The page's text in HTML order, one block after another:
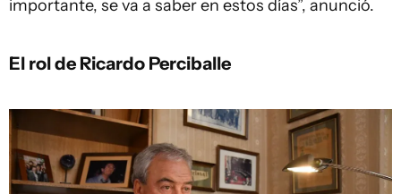
importante, se va a saber en estos días”, anunció.
El rol de Ricardo Perciballe